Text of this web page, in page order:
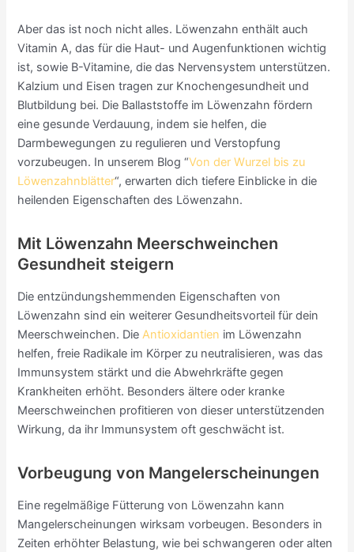
Aber das ist noch nicht alles. Löwenzahn enthält auch
Vitamin A, das für die Haut- und Augenfunktionen wichtig
ist, sowie B-Vitamine, die das Nervensystem unterstützen.
Kalzium und Eisen tragen zur Knochengesundheit und
Blutbildung bei. Die Ballaststoffe im Löwenzahn fördern
eine gesunde Verdauung, indem sie helfen, die
Darmbewegungen zu regulieren und Verstopfung
vorzubeugen. In unserem Blog “Von der Wurzel bis zu
Löwenzahnblätter“, erwarten dich tiefere Einblicke in die
heilenden Eigenschaften des Löwenzahn.
Mit Löwenzahn Meerschweinchen
Gesundheit steigern
Die entzündungshemmenden Eigenschaften von
Löwenzahn sind ein weiterer Gesundheitsvorteil für dein
Meerschweinchen. DieAntioxidantien im Löwenzahn
helfen, freie Radikale im Körper zu neutralisieren, was das
Immunsystem stärkt und die Abwehrkräfte gegen
Krankheiten erhöht. Besonders ältere oder kranke
Meerschweinchen profitieren von dieser unterstützenden
Wirkung, da ihr Immunsystem oft geschwächt ist.
Vorbeugung von Mangelerscheinungen
Eine regelmäßige Fütterung von Löwenzahn kann
Mangelerscheinungen wirksam vorbeugen. Besonders in
Zeiten erhöhter Belastung, wie bei schwangeren oder alten